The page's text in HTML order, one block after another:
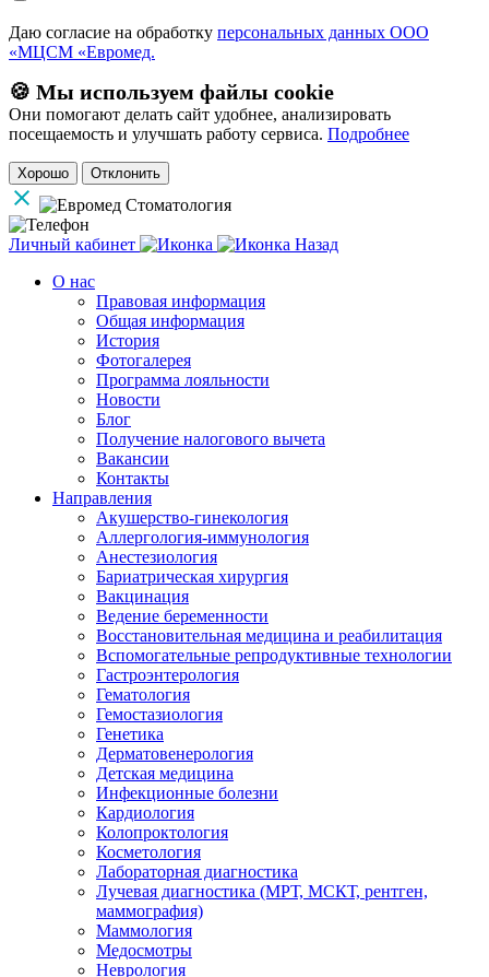
Даю согласие на обработку персональных данных ООО
«МЦСМ «Евромед.
🍪 Мы используем файлы cookie
Они помогают делать сайт удобнее, анализировать
посещаемость и улучшать работу сервиса. Подробнее
Хорошо Отклонить
Личный кабинет
Назад
О нас
Правовая информация
Общая информация
История
Фотогалерея
Программа лояльности
Новости
Блог
Получение налогового вычета
Вакансии
Контакты
Направления
Акушерство-гинекология
Аллергология-иммунология
Анестезиология
Бариатрическая хирургия
Вакцинация
Ведение беременности
Восстановительная медицина и реабилитация
Вспомогательные репродуктивные технологии
Гастроэнтерология
Гематология
Гемостазиология
Генетика
Дерматовенерология
Детская медицина
Инфекционные болезни
Кардиология
Колопроктология
Косметология
Лабораторная диагностика
Лучевая диагностика (МРТ, МСКТ, рентген,
маммография)
Маммология
Медосмотры
Неврология